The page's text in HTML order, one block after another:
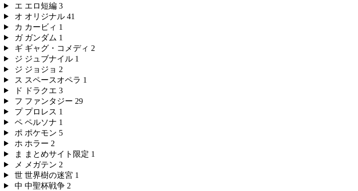
エ エロ短編 3
オ オリジナル 41
カ カービィ 1
ガ ガンダム 1
ギ ギャグ・コメディ 2
ジ ジュブナイル 1
ジ ジョジョ 2
ス スペースオペラ 1
ド
ドラクエ 3
フ ファンタジー 29
プ プロレス 1
ペ ペルソナ 1
ポ ポケモン 5
ホ ホラー 2
ま
まとめサイト限定 1
メ
メガテン 2
世 世界樹の迷宮 1
中 中聖杯戦争 2